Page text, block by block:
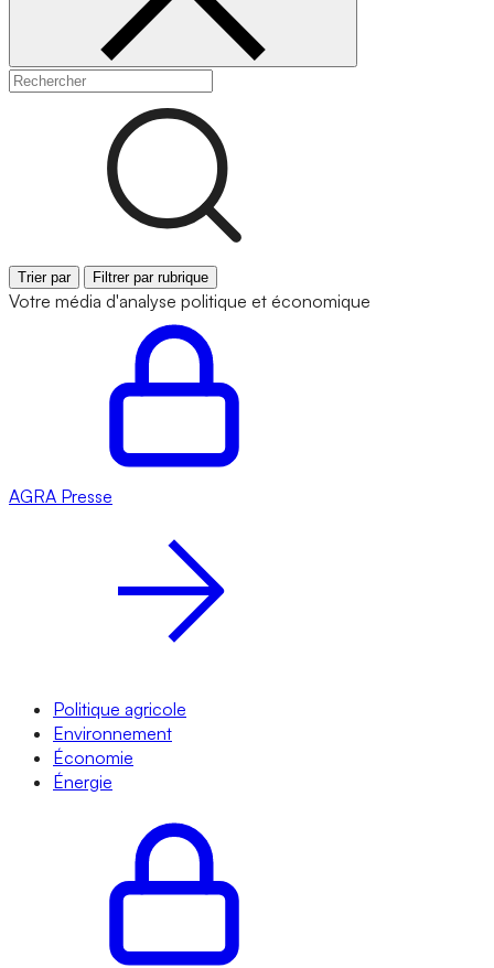
Trier par Filtrer par rubrique
Votre média d'analyse politique et économique
AGRA Presse
Politique agricole
Environnement
Économie
Énergie